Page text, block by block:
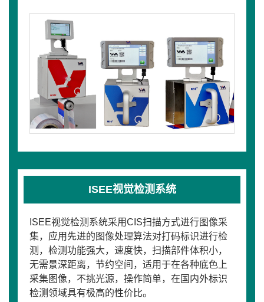
ISEE视觉检测系统
ISEE视觉检测系统采用CIS扫描方式进行图像采
集，应用先进的图像处理算法对打码标识进行检
测，检测功能强大，速度快，扫描部件体积小，
无需景深距离，节约空间，适用于在各种底色上
采集图像，不挑光源，操作简单，在国内外标识
检测领域具有极高的性价比。